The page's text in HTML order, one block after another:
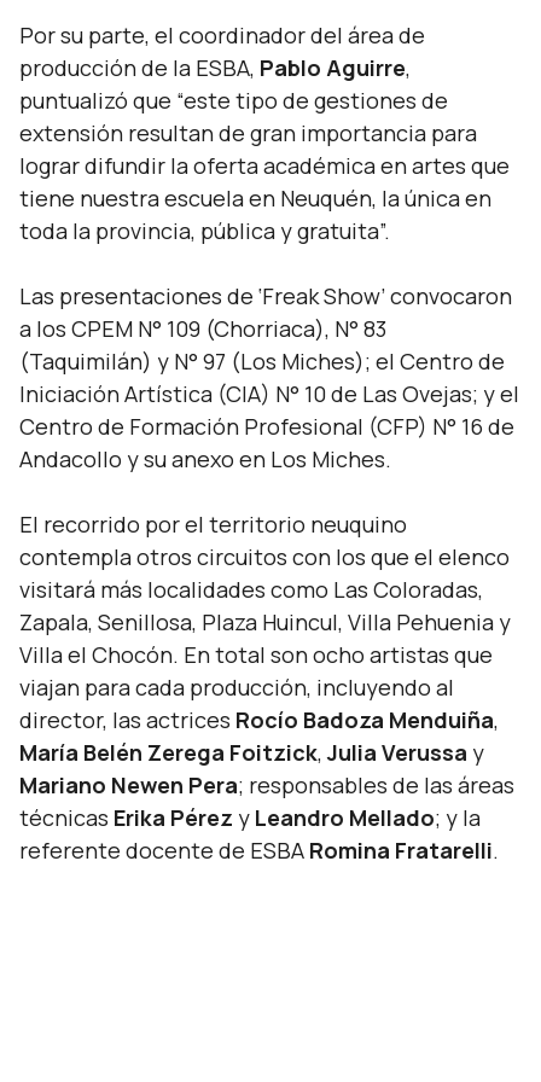
Por su parte, el coordinador del área de
producción de la ESBA, Pablo Aguirre,
puntualizó que “este tipo de gestiones de
extensión resultan de gran importancia para
lograr difundir la oferta académica en artes que
tiene nuestra escuela en Neuquén, la única en
toda la provincia, pública y gratuita”.
Las presentaciones de ‘Freak Show’ convocaron
a los CPEM N° 109 (Chorriaca), N° 83
(Taquimilán) y N° 97 (Los Miches); el Centro de
Iniciación Artística (CIA) N° 10 de Las Ovejas; y el
Centro de Formación Profesional (CFP) N° 16 de
Andacollo y su anexo en Los Miches.
El recorrido por el territorio neuquino
contempla otros circuitos con los que el elenco
visitará más localidades como Las Coloradas,
Zapala, Senillosa, Plaza Huincul, Villa Pehuenia y
Villa el Chocón. En total son ocho artistas que
viajan para cada producción, incluyendo al
director, las actrices Rocío Badoza Menduiña,
María Belén Zerega Foitzick,Julia Verussa y
Mariano Newen Pera; responsables de las áreas
técnicas Erika Pérez y Leandro Mellado; y la
referente docente de ESBA Romina Fratarelli.